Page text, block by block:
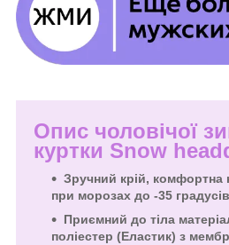
Опис чоловічої
куртки Snow
Зручний крій, комфортна
при морозах до -35 градусів
Приємний до тіла
поліестер (Еластик) з